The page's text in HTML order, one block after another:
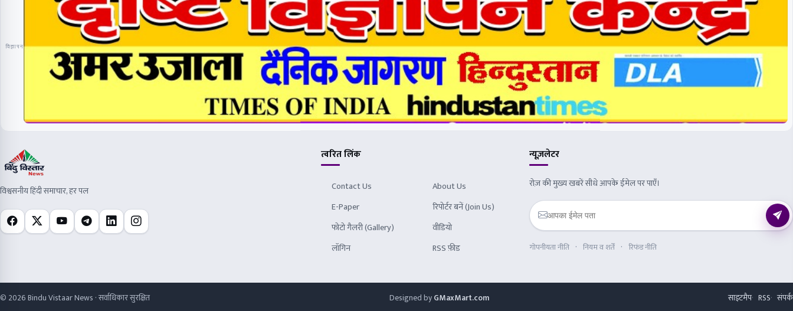
विज्ञापन
विश्वसनीय हिंदी समाचार, हर पल
त्वरित लिंक
Contact Us
About Us
E-Paper
रिपोर्टर बनें (Join Us)
फोटो गैलरी (Gallery)
वीडियो
लॉगिन
RSS फ़ीड
न्यूज़लेटर
रोज़ की मुख्य खबरें सीधे आपके ईमेल पर पाएँ।
गोपनीयता नीति नियम व शर्तें रिफंड नीति
© 2026 Bindu Vistaar News · सर्वाधिकार सुरक्षित Designed byGMaxMart.com साइटमैप RSS संपर्क